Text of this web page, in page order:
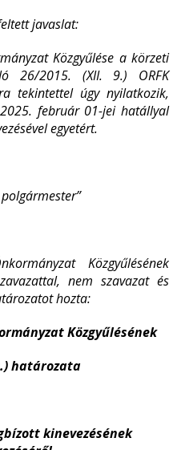
javaslat:
Közgyűlése a körzeti
26/2015. (XII. 9.) ORFK
tekintettel úgy nyilatkozik,
február 01-jei hatállyal
egyetért.
Közgyűlésének
nem szavazat és
hozta:
Közgyűlésének
határozata
kinevezésének